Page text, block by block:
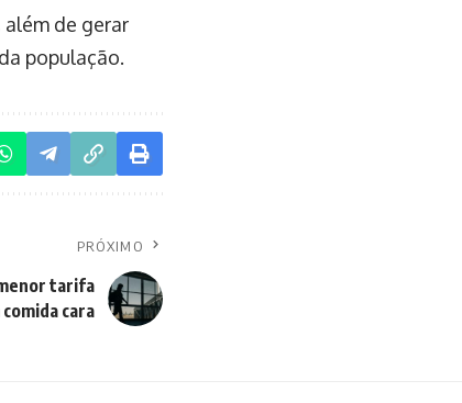
de gerar
população.
PRÓXIMO
tarifa
cara